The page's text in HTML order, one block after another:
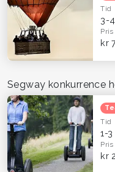
Tid
3-
Pris
kr
Segway konkurrence
Tid
1-
Pris
kr